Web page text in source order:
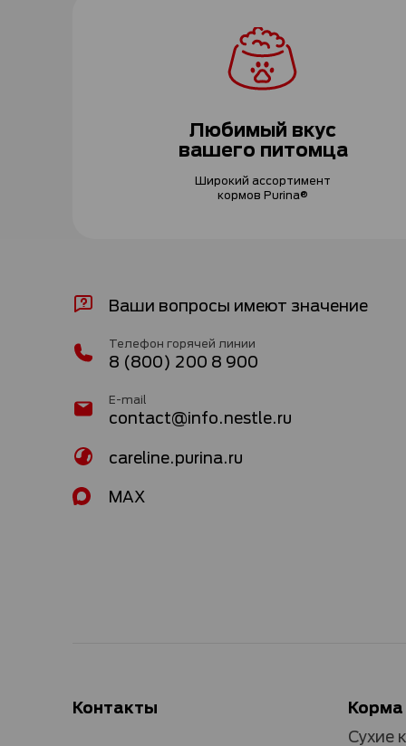
Любимый вкус
вашего питомца
Широкий ассортимент
кормов Purina®
Ваши вопросы имеют значение
Телефон горячей линии
8 (800) 200 8 900
E-mail
contact@info.nestle.ru
careline.purina.ru
MAX
Контакты
Сухие